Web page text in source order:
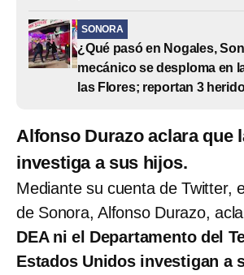
SONORA
¿Qué pasó en Nogales,
mecánico se desploma en
las Flores; reportan 3
Alfonso Durazo aclara que
investiga a sus hijos.
Mediante su cuenta de Twitter,
de Sonora, Alfonso Durazo,
DEA ni el Departamento del
Estados Unidos investigan a